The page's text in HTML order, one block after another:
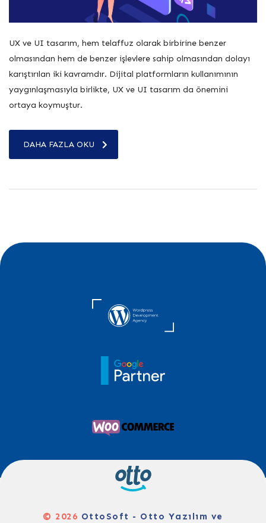
UX ve UI tasarım, hem telaffuz olarak birbirine benzer
olmasından hem de benzer işlevlere sahip olmasından dolayı
karıştırılan iki kavramdır. Dijital platformların kullanımının
yaygınlaşmasıyla birlikte, UX ve UI tasarım da önemini
ortaya koymuştur.
DAHA FAZLA OKU
© 2026 OttoSoft - Otto Yazılım ve